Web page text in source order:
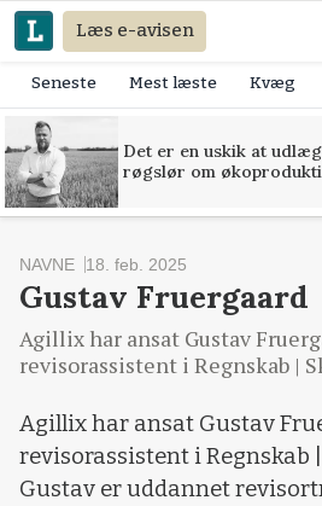
Læs e-avisen
Seneste Mest læste Kvæg
Det er en uskik at
røgslør om
NAVNE 18. feb. 2025
Gustav Fruergaard
Agillix har ansat Gustav
revisorassistent i Regnskab |
Agillix har ansat Gustav
revisorassistent i Regnskab
Gustav er uddannet